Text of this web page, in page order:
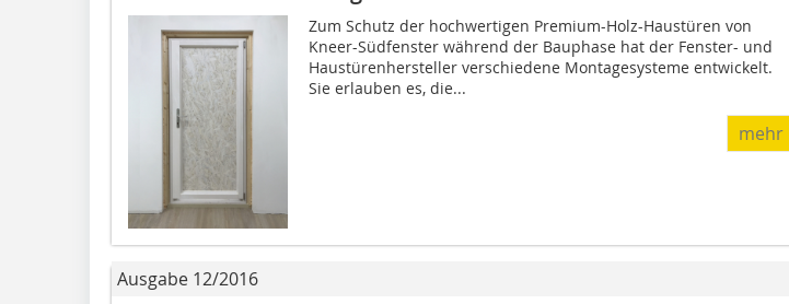
Zum Schutz der hochwertigen Premium-Holz-Haustüren von
Kneer-Südfenster während der Bauphase hat der Fenster- und
Haustürenhersteller verschiedene Montagesysteme entwickelt.
Sie erlauben es, die...
mehr
Ausgabe 12/2016